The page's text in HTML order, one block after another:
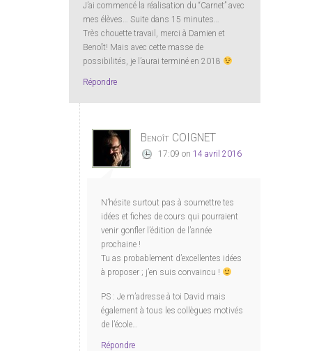
J’ai commencé la réalisation du “Carnet” avec
mes élèves… Suite dans 15 minutes…
Très chouette travail, merci à Damien et
Benoît! Mais avec cette masse de
possibilités, je l’aurai terminé en 2018
Répondre
Benoît COIGNET
17:09 on 14 avril 2016
N’hésite surtout pas à soumettre tes
idées et fiches de cours qui pourraient
venir gonfler l’édition de l’année
prochaine !
Tu as probablement d’excellentes idées
à proposer ; j’en suis convaincu !
PS : Je m’adresse à toi David mais
également à tous les collègues motivés
de l’école…
Répondre